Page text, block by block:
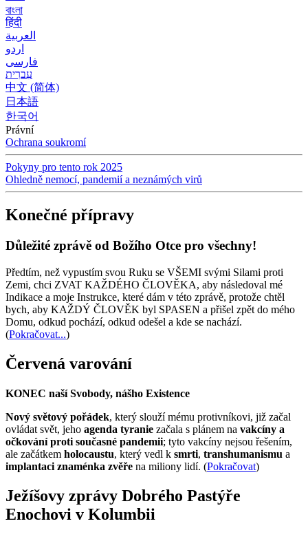
বাংলা
हिंदी
العربية
اردو
فارسی
עִברִית
中文 (简体)
日本語
한국어
Právní
Ochrana soukromí
Pokyny pro tento rok 2025
Ohledně nemocí, pandemií a neznámých virů
Konečné přípravy
Důležité zprávě od Božího Otce pro všechny!
Předtím, než vypustím svou Ruku se VŠEMI svými Silami proti
Zemi, chci ZVAT KAŽDÉHO ČLOVĚKA, aby následoval mé
Indikace a moje Instrukce, které dám v této zprávě, protože chtěl
bych, aby KAŽDÝ ČLOVĚK byl SPASEN a přišel zpět do mého
Domu, odkud pochází, odkud odešel a kde se nachází.
(Pokračovat...)
Červená varování
KONEC naší Svobody, nášho Existence
Nový světový pořádek, který slouží mému protivníkovi, již začal
ovládat svět, jeho agenda tyranie začala s plánem na vakcíny a
očkování proti současné pandemii; tyto vakcíny nejsou řešením,
ale začátkem holocaustu, který vedl k smrti, transhumanismu a
implantaci znaménka zvěře na miliony lidí. (Pokračovat)
Ježíšovy zprávy Dobrého Pastýře
Enochovi v Kolumbii